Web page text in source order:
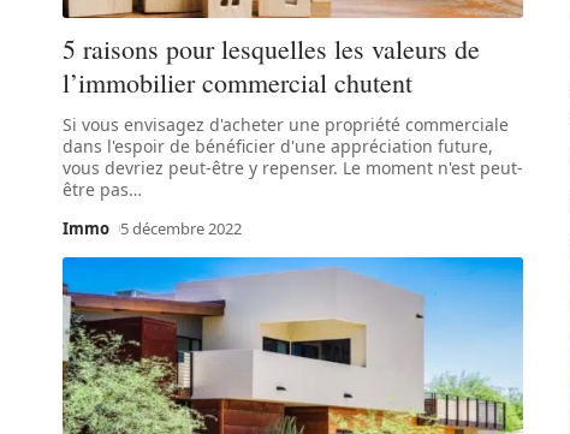
5 raisons pour lesquelles les valeurs de
l’immobilier commercial chutent
Si vous envisagez d'acheter une propriété commerciale
dans l'espoir de bénéficier d'une appréciation future,
vous devriez peut-être y repenser. Le moment n'est peut-
être pas…
Immo 5 décembre 2022